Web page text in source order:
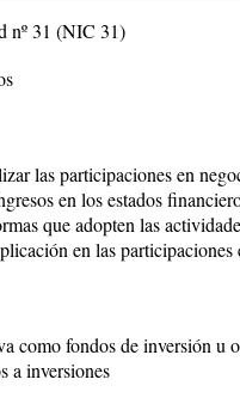
nº 31 (NIC 31)
las participaciones en
en los estados
que adopten las
en las
como fondos de inversión u
a inversiones